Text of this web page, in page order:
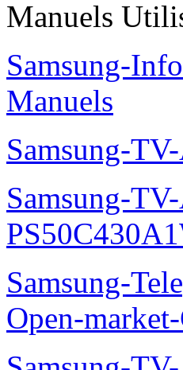
Manuels
Samsung-
Manuels
Samsung-
Samsung-
Samsung-
Open-